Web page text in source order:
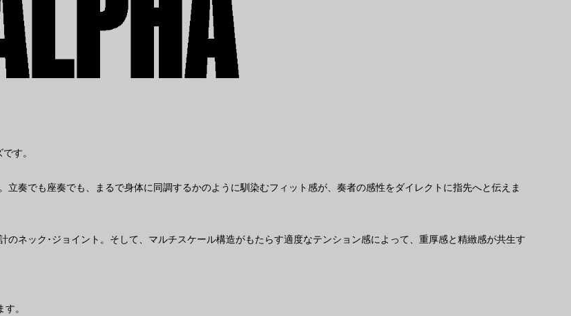
す。
奏でも座奏でも、まるで身体に同調するかのように馴染むフィット感が、奏者の感性をダイレクトに指先へと伝えま
ネック･ジョイント。そして、マルチスケール構造がもたらす適度なテンション感によって、重厚感と精緻感が共生す
。